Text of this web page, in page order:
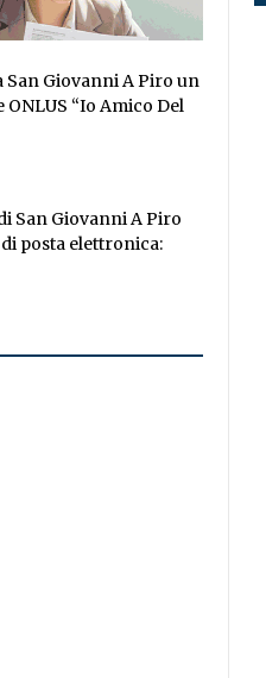
San Giovanni A Piro un
“Io Amico Del
San Giovanni A Piro
posta elettronica: